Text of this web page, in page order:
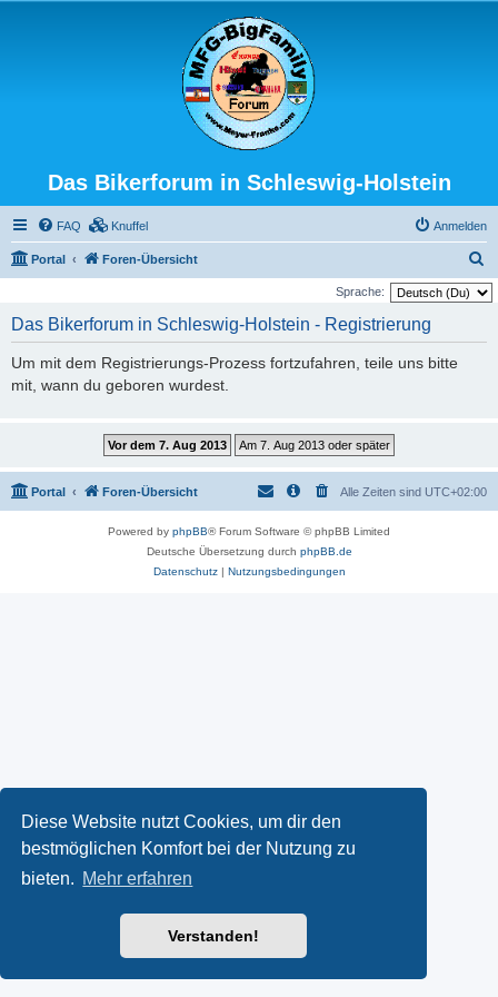
Diese Website nutzt Cookies, um dir den
bestmöglichen Komfort bei der Nutzung zu
bieten. Mehr erfahren
Verstanden!
Das Bikerforum in Schleswig-Holstein
FAQ Knuffel Anmelden
Portal Foren-Übersicht
u
Sprache:
Das Bikerforum in Schleswig-Holstein - Registrierung
Um mit dem Registrierungs-Prozess fortzufahren, teile uns bitte
mit, wann du geboren wurdest.
Portal Foren-Übersicht Alle Zeiten sind UTC+02:00
Powered by phpBB® Forum Software © phpBB Limited
Deutsche Übersetzung durch phpBB.de
Datenschutz| Nutzungsbedingungen